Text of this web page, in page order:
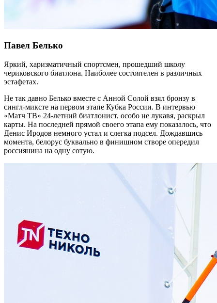
Павел Белько
Яркий, харизматичный спортсмен, прошедший школу
чериковского биатлона. Наиболее состоятелен в различных
эстафетах.
Не так давно Белько вместе с Анной Солой взял бронзу в
сингл-миксте на первом этапе Кубка России. В интервью
«Матч ТВ» 24-летний биатлонист, особо не лукавя, раскрыл
карты. На последней прямой своего этапа ему показалось, что
Денис Иродов немного устал и слегка подсел. Дождавшись
момента, белорус буквально в финишном створе опередил
россиянина на одну сотую.